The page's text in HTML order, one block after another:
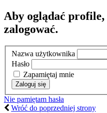
Aby oglądać profile,
zalogować.
Nazwa użytkownika
Hasło
Zapamiętaj mnie
Nie pamiętam hasła
Wróć do poprzedniej strony